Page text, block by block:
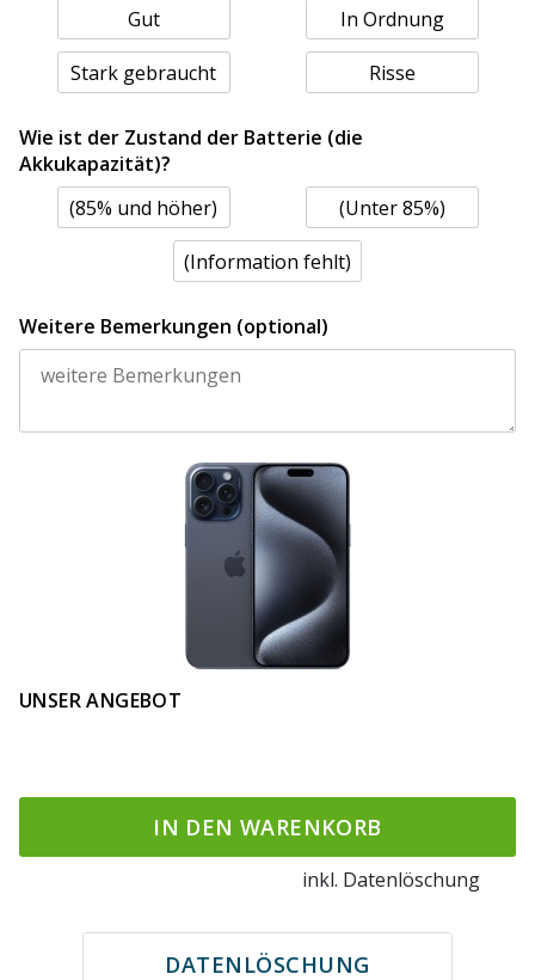
Gut In Ordnung
Stark gebraucht Risse
Wie ist der Zustand der Batterie (die
Akkukapazität)?
(85% und höher)
(Unter 85%)
(Information fehlt)
Weitere Bemerkungen (optional)
UNSER ANGEBOT
IN DEN WARENKORB
inkl. Datenlöschung
DATENLÖSCHUNG